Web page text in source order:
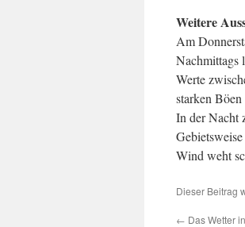
Weitere
Am
Nachmittags
Werte
starken
In der Nacht
Wind weht
Dieser Beitrag
← Das Wetter